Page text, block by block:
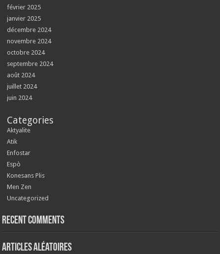
février 2025
janvier 2025
décembre 2024
novembre 2024
octobre 2024
septembre 2024
août 2024
juillet 2024
juin 2024
Categories
Aktyalite
Atik
Enfostar
Espò
Konesans Plis
Men Zen
Uncategorized
Recent Comments
Articles aléatoires